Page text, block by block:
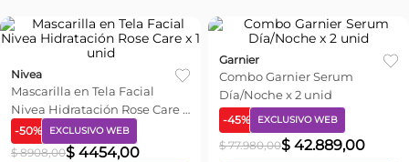
Nivea
Mascarilla en Tela Facial
Nivea Hidratación Rose Care x
1 unid
-50% EXCLUSIVO WEB
$ 8908,00$ 4454,00
Garnier
Combo Garnier Serum
Día/Noche x 2 unid
-45% EXCLUSIVO WEB
$ 77.980,00$ 42.889,00